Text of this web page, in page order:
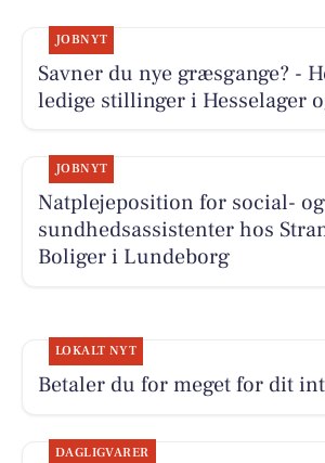
JOBNYT
Savner du nye græsgange? -
ledige stillinger i Hesselager
JOBNYT
Natplejeposition for social- og
sundhedsassistenter hos
Boliger i Lundeborg
LOKALT NYT
Betaler du for meget for dit
DAGLIGVARER